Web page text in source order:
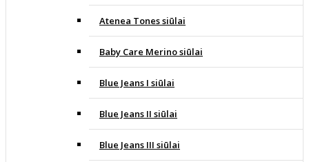
Atenea Tones siūlai
Baby Care Merino siūlai
Blue Jeans I siūlai
Blue Jeans II siūlai
Blue Jeans III siūlai